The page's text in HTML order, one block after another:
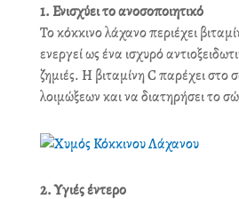
1. Ενισχύει το ανοσοποιητικό
Το κόκκινο λάχανο περιέχει
ενεργεί ως ένα ισχυρό
ζημιές. Η βιταμίνη C παρέχει στο
λοιμώξεων και να διατηρήσει το
2. Υγιές έντερο